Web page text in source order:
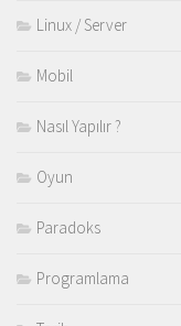
Linux / Server
Mobil
Nasıl Yapılır ?
Oyun
Paradoks
Programlama